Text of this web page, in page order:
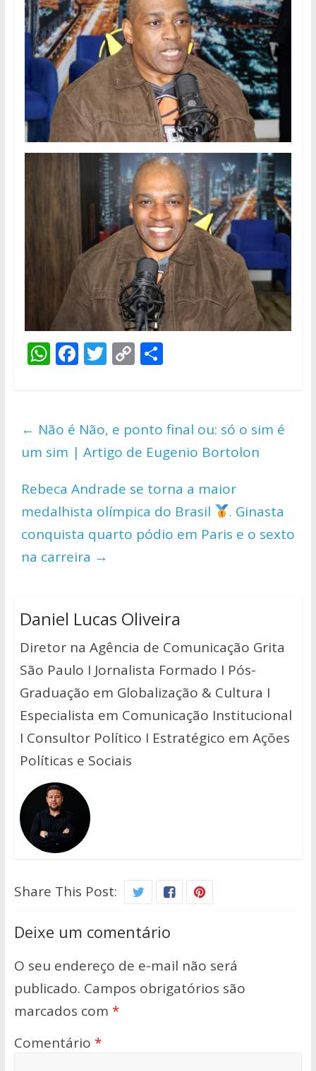
W
s
A
p
p
F
b
o
o
k
T
er
C
y
Li
n
k
S
e
← Não é Não, e ponto final ou: só o sim é
um sim | Artigo de Eugenio Bortolon
Rebeca Andrade se torna a maior
medalhista olímpica do Brasil
. Ginasta
conquista quarto pódio em Paris e o sexto
na carreira →
Daniel Lucas Oliveira
Diretor na Agência de Comunicação Grita
São Paulo I Jornalista Formado I Pós-
Graduação em Globalização & Cultura I
Especialista em Comunicação Institucional
I Consultor Político I Estratégico em Ações
Políticas e Sociais
Share This Post:
Deixe um comentário
O seu endereço de e-mail não será
publicado. Campos obrigatórios são
marcados com *
Comentário *